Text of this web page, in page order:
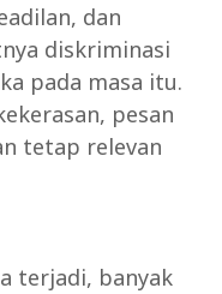
dan
diskriminasi
pada masa itu.
pesan
tetap relevan
terjadi, banyak